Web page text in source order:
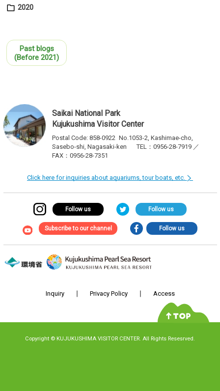
2020
Past blogs
(Before 2021)
Saikai National Park
Kujukushima Visitor Center
Postal Code: 858-0922 No.1053-2, Kashimae-cho,
Sasebo-shi, Nagasaki-ken
TEL：0956-28-7919 ／
FAX：0956-28-7351
Click here for inquiries about aquariums, tour boats, etc.
Follow us Follow us
Subscribe to our channel Follow us
Inquiry Privacy Policy Access
Copyright © KUJUKUSHIMA VISITOR CENTER. All Rights Resesrved.